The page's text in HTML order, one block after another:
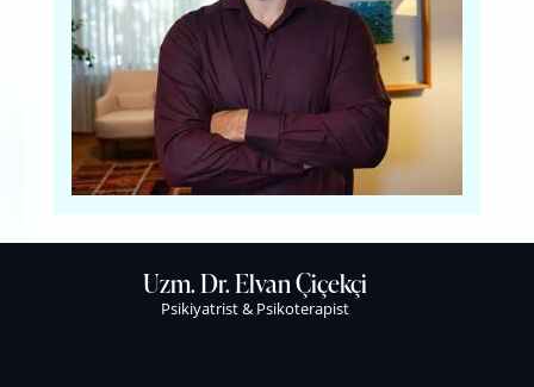
Uzm. Dr. Elvan Çiçekçi
Psikiyatrist & Psikoterapist